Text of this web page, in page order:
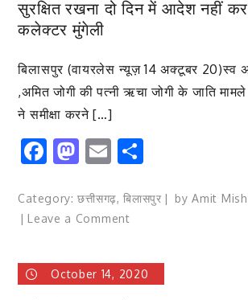
भाजपा
सिंह
और
सहित
शंकर
अब
कांग्रेस
हुए
सुरक्षित रखना दो दिन में आदेश नहीं कर
कलेक्टर मुंगेली
बिलासपुर (वायरलेस न्यूज़ 14 अक्टूबर 20)स्व
,अमित जोगी की पत्नी ऋचा जोगी के जाति
ने समीक्षा करने […]
Facebook
Mastodon
Email
Category:छत्तीसगढ़,बिलासपुर byAmit
Leave a Commenton
सरकार
October 14, 2020